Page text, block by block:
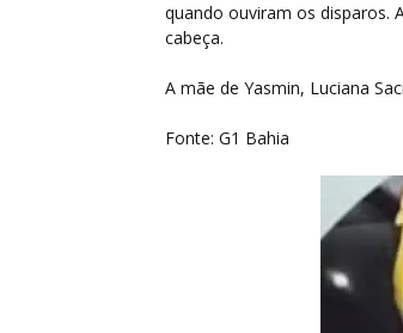
quando ouviram os disparos.
cabeça.
A mãe de Yasmin, Luciana
Fonte: G1 Bahia